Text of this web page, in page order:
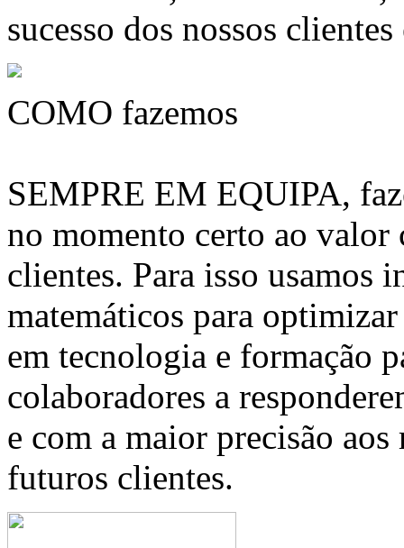
sucesso dos nossos
COMO fazemos
SEMPRE EM EQUIPA,
no momento certo ao valor
clientes. Para isso usamos
matemáticos para
em tecnologia e formação
colaboradores a
e com a maior precisão
futuros clientes.